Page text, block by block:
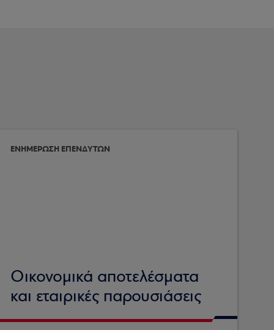
ΕΝΗΜΕΡΩΣΗ ΕΠΕΝΔΥΤΩΝ
Οικονομικά αποτελέσματα
και εταιρικές παρουσιάσεις